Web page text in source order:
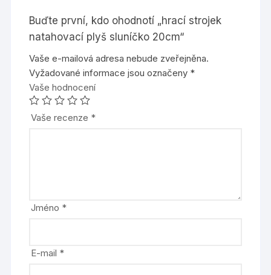
Buďte první, kdo ohodnotí „hrací strojek
natahovací plyš sluníčko 20cm“
Vaše e-mailová adresa nebude zveřejněna.
Vyžadované informace jsou označeny *
Vaše hodnocení
Vaše recenze *
Jméno *
E-mail *